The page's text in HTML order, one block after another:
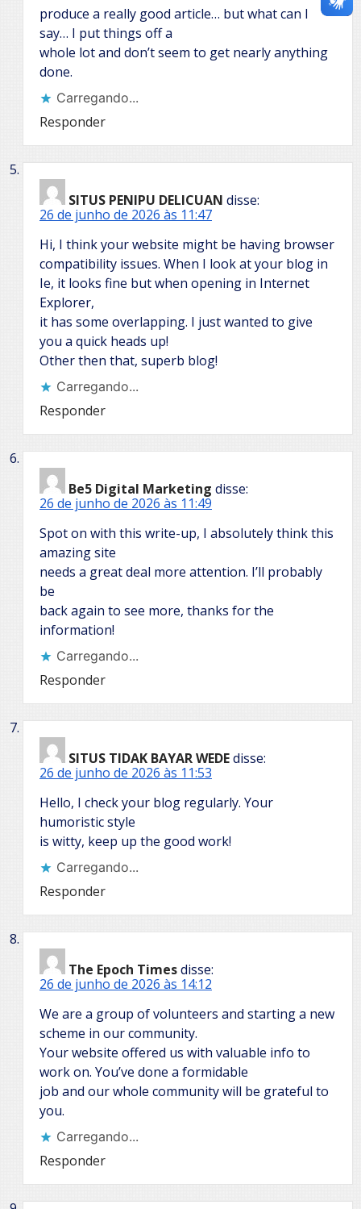
produce a really good article… but what can I
say… I put things off a
whole lot and don’t seem to get nearly anything
done.
Carregando...
Responder
SITUS PENIPU DELICUAN disse:
26 de junho de 2026 às 11:47
Hi, I think your website might be having browser
compatibility issues. When I look at your blog in
Ie, it looks fine but when opening in Internet
Explorer,
it has some overlapping. I just wanted to give
you a quick heads up!
Other then that, superb blog!
Carregando...
Responder
Be5 Digital Marketing disse:
26 de junho de 2026 às 11:49
Spot on with this write-up, I absolutely think this
amazing site
needs a great deal more attention. I’ll probably
be
back again to see more, thanks for the
information!
Carregando...
Responder
SITUS TIDAK BAYAR WEDEdisse:
26 de junho de 2026 às 11:53
Hello, I check your blog regularly. Your
humoristic style
is witty, keep up the good work!
Carregando...
Responder
The Epoch Timesdisse:
26 de junho de 2026 às 14:12
We are a group of volunteers and starting a new
scheme in our community.
Your website offered us with valuable info to
work on. You’ve done a formidable
job and our whole community will be grateful to
you.
Carregando...
Responder